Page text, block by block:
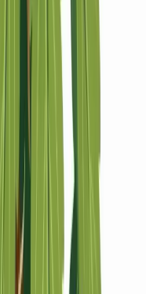
Hybrid Strains